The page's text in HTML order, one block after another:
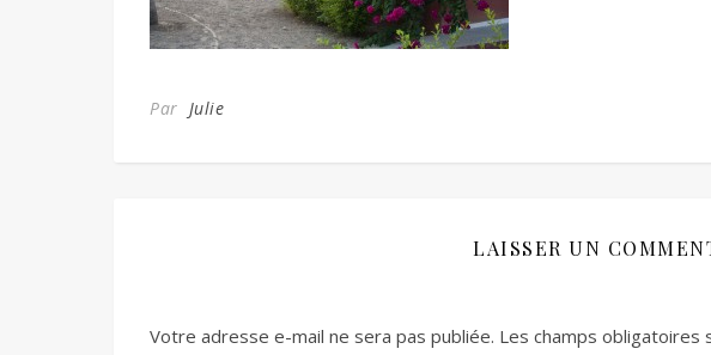
Par Julie
LAISSER UN
Votre adresse e-mail ne sera pas publiée. Les champs obligatoires